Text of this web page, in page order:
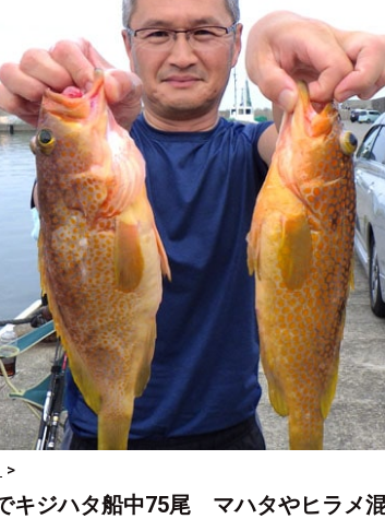
>
キジハタ船中75尾 マハタやヒラメ混